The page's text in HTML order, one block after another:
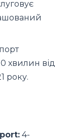
хвилин від
року.
4-